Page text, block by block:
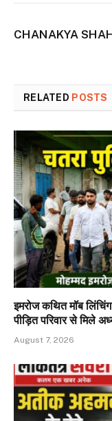
CHANAKYA
RELATED POSTS
इमरोज कथित मॉब
पीड़ित परिवार से मिले
August 7, 2026